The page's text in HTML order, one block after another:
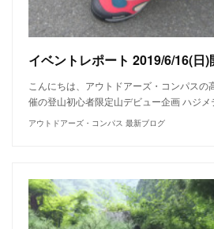
こんにちは、アウトドアーズ・コンパス
催の登山初心者限定山デビュー企画 ハジ
アウトドアーズ・コンパス 最新ブログ